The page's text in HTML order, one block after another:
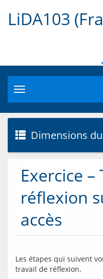
LiDA103
Toggle
navigation
Dimensions
Exercice
réflexion
accès
Les étapes qui suivent